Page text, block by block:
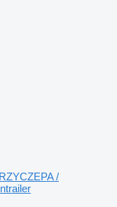
/